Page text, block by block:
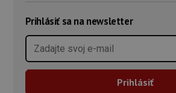
Prihlásiť sa na newsletter